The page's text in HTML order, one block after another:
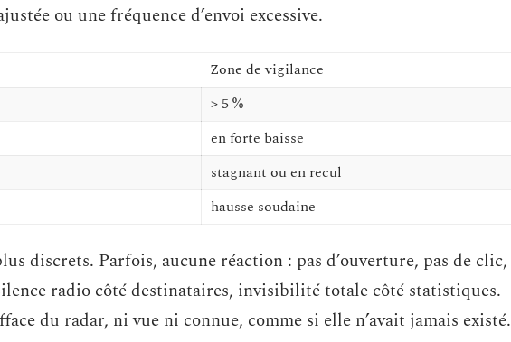
ou une fréquence d’envoi excessive.
Zone de vigilance
> 5 %
en forte baisse
stagnant ou en recul
hausse soudaine
discrets. Parfois, aucune réaction : pas d’ouverture, pas de clic,
radio côté destinataires, invisibilité totale côté statistiques.
du radar, ni vue ni connue, comme si elle n’avait jamais existé.